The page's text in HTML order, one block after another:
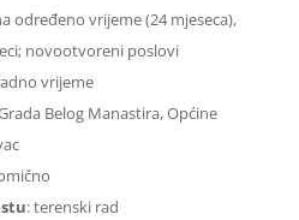
određeno vrijeme (24 mjeseca),
novootvoreni poslovi
vrijeme
Belog Manastira, Općine
: terenski rad